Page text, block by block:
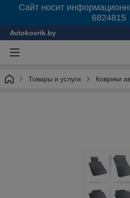
Сайт носит
6824815
Avtokovrik.by
Товары и услуги Коврики